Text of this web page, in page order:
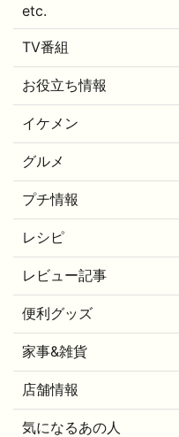
etc.
TV番組
お役立ち情報
イケメン
グルメ
プチ情報
レシピ
レビュー記事
便利グッズ
家事&雑貨
店舗情報
気になるあの人